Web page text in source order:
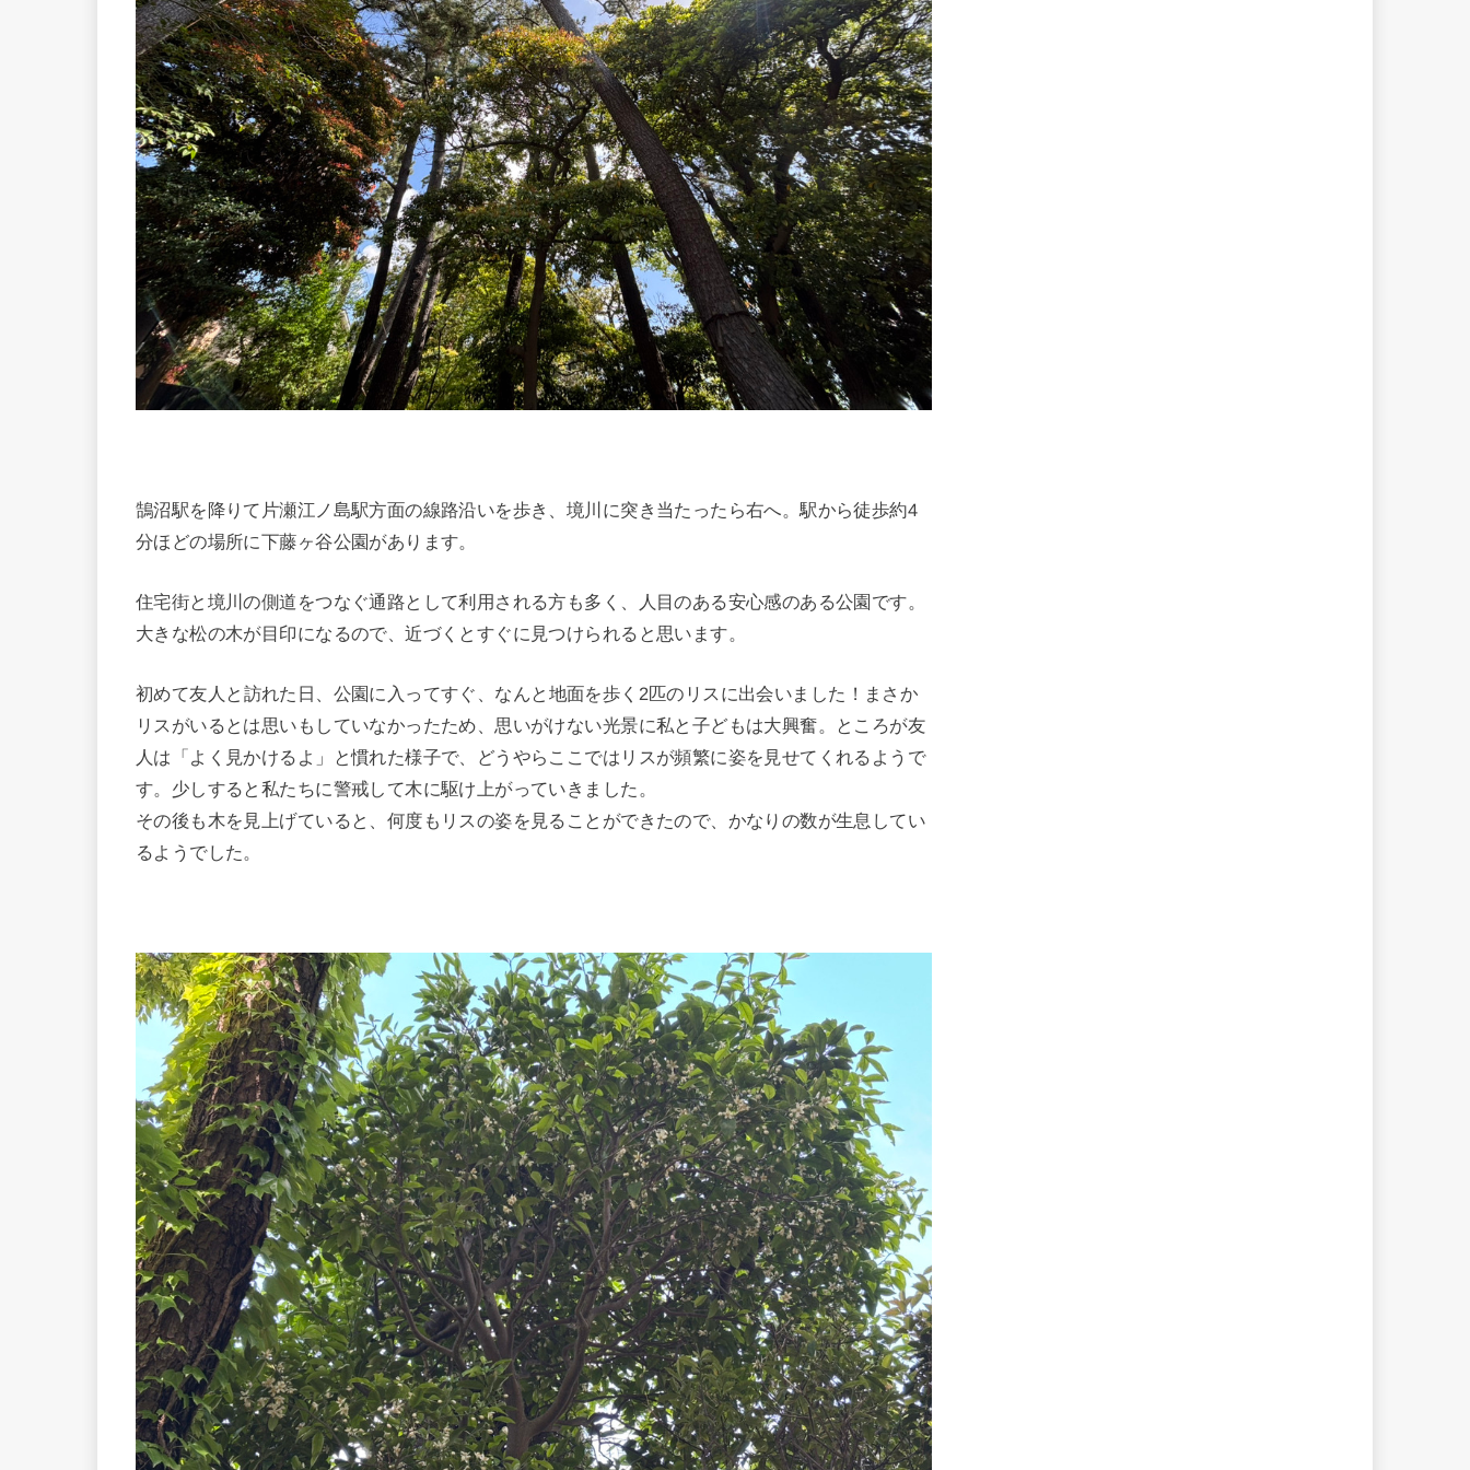
鵠沼駅を降りて片瀬江ノ島駅方面の線路沿いを歩き、境川に突き当たったら右へ。駅から徒歩約4
分ほどの場所に下藤ヶ谷公園があります。
住宅街と境川の側道をつなぐ通路として利用される方も多く、人目のある安心感のある公園です。
大きな松の木が目印になるので、近づくとすぐに見つけられると思います。
初めて友人と訪れた日、公園に入ってすぐ、なんと地面を歩く2匹のリスに出会いました！まさか
リスがいるとは思いもしていなかったため、思いがけない光景に私と子どもは大興奮。ところが友
人は「よく見かけるよ」と慣れた様子で、どうやらここではリスが頻繁に姿を見せてくれるようで
す。少しすると私たちに警戒して木に駆け上がっていきました。
その後も木を見上げていると、何度もリスの姿を見ることができたので、かなりの数が生息してい
るようでした。